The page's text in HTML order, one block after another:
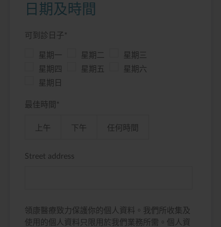
日期及時間
可到診日子 *
星期一 星期二
星期三
星期四
星期五
星期六
星期日
最佳時間 *
上午 下午 任何時間
Street address
領康醫療致力保護你的個人資料。我們所收集及
使用的個人資料只限用於我們業務所需。個人資